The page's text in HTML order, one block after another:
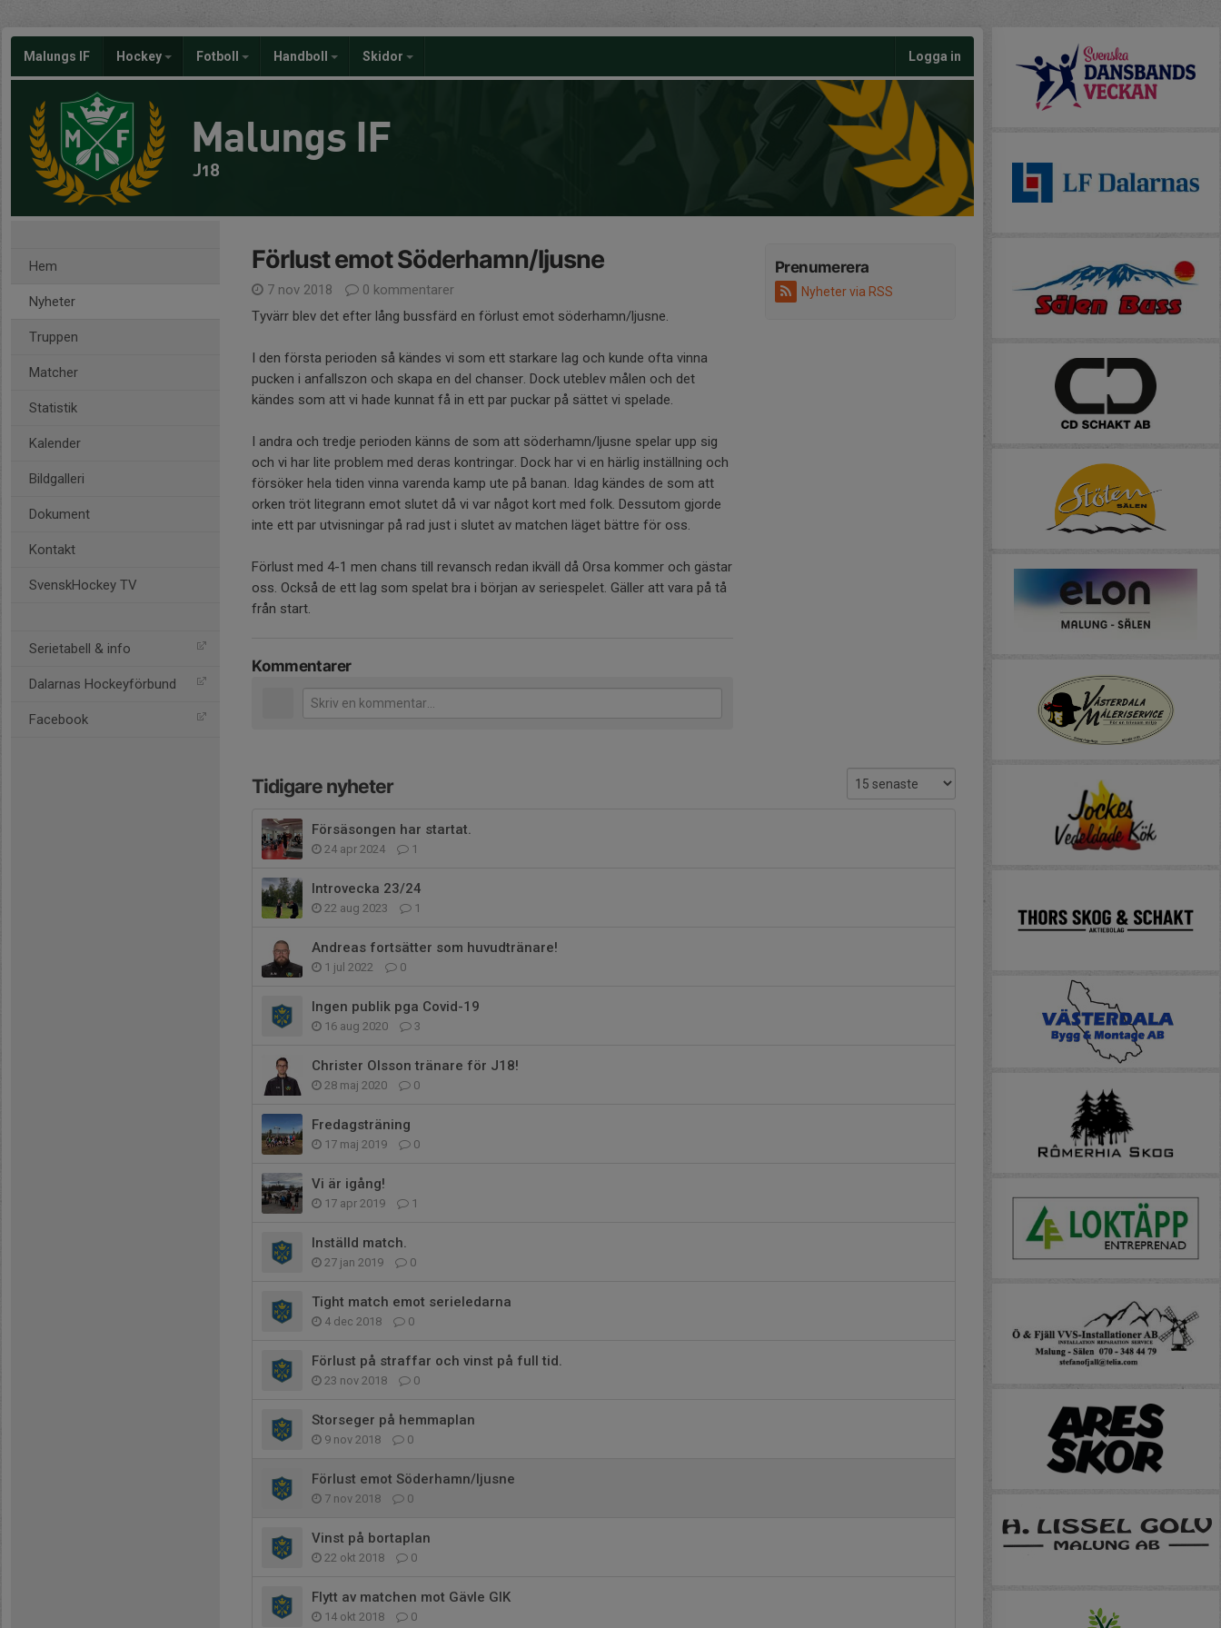
Malungs IF Hockey Fotboll Handboll Skidor Logga in
Malungs IF
J18
Hem
Nyheter
Truppen
Matcher
Statistik
Kalender
Bildgalleri
Dokument
Kontakt
SvenskHockey TV
Serietabell & info
Dalarnas Hockeyförbund
Facebook
Prenumerera
Nyheter via RSS
Förlust emot Söderhamn/ljusne
7 nov 2018
0 kommentarer
Tyvärr blev det efter lång bussfärd en förlust emot söderhamn/ljusne.
I den första perioden så kändes vi som ett starkare lag och kunde ofta vinna
pucken i anfallszon och skapa en del chanser. Dock uteblev målen och det
kändes som att vi hade kunnat få in ett par puckar på sättet vi spelade.
I andra och tredje perioden känns de som att söderhamn/ljusne spelar upp sig
och vi har lite problem med deras kontringar. Dock har vi en härlig inställning och
försöker hela tiden vinna varenda kamp ute på banan. Idag kändes de som att
orken tröt litegrann emot slutet då vi var något kort med folk. Dessutom gjorde
inte ett par utvisningar på rad just i slutet av matchen läget bättre för oss.
Förlust med 4-1 men chans till revansch redan ikväll då Orsa kommer och gästar
oss. Också de ett lag som spelat bra i början av seriespelet. Gäller att vara på tå
från start.
Kommentarer
Tidigare nyheter
Försäsongen har startat.
24 apr 2024 1
Introvecka 23/24
22 aug 2023 1
Andreas fortsätter som huvudtränare!
1 jul 2022 0
Ingen publik pga Covid-19
16 aug 2020 3
Christer Olsson tränare för J18!
28 maj 2020 0
Fredagsträning
17 maj 2019 0
Vi är igång!
17 apr 2019 1
Inställd match.
27 jan 2019 0
Tight match emot serieledarna
4 dec 2018 0
Förlust på straffar och vinst på full tid.
23 nov 2018 0
Storseger på hemmaplan
9 nov 2018 0
Förlust emot Söderhamn/ljusne
7 nov 2018 0
Vinst på bortaplan
22 okt 2018 0
Flytt av matchen mot Gävle GIK
14 okt 2018 0